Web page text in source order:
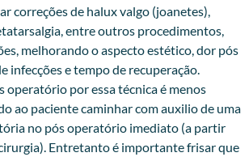
correções de halux valgo (joanetes),
entre outros procedimentos,
melhorando o aspecto estético, dor pós
infecções e tempo de recuperação.
operatório por essa técnica é menos
ao paciente caminhar com auxilio de uma
no pós operatório imediato (a partir
Entretanto é importante frisar que